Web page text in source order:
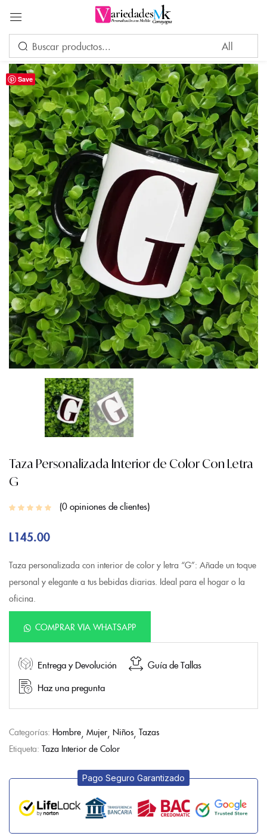
Save
Taza Personalizada Interior de Color Con Letra
G
0opiniones de clientes
L145.00
Taza personalizada con interior de color y letra “G”: Añade un toque
personal y elegante a tus bebidas diarias. Ideal para el hogar o la
oficina.
COMPRAR VIA WHATSAPP
Entrega y Devolución
Guía de Tallas
Haz una pregunta
Categorías: Hombre Mujer Niños Tazas
Etiqueta: Taza Interior de Color
Pago Seguro Garantizado
Acceder
Por favor, introduce una respuesta en dígitos:
tres × 4 =
Recuérdame ¿Ha perdido su contraseña?
INICIAR SESIÓN
CREAR UNA CUENTA